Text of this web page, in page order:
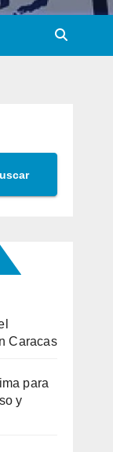
Caracas
para
y